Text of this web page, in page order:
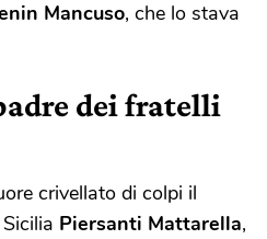
Mancuso, che lo stava
dei fratelli
crivellato di colpi il
Piersanti Mattarella,